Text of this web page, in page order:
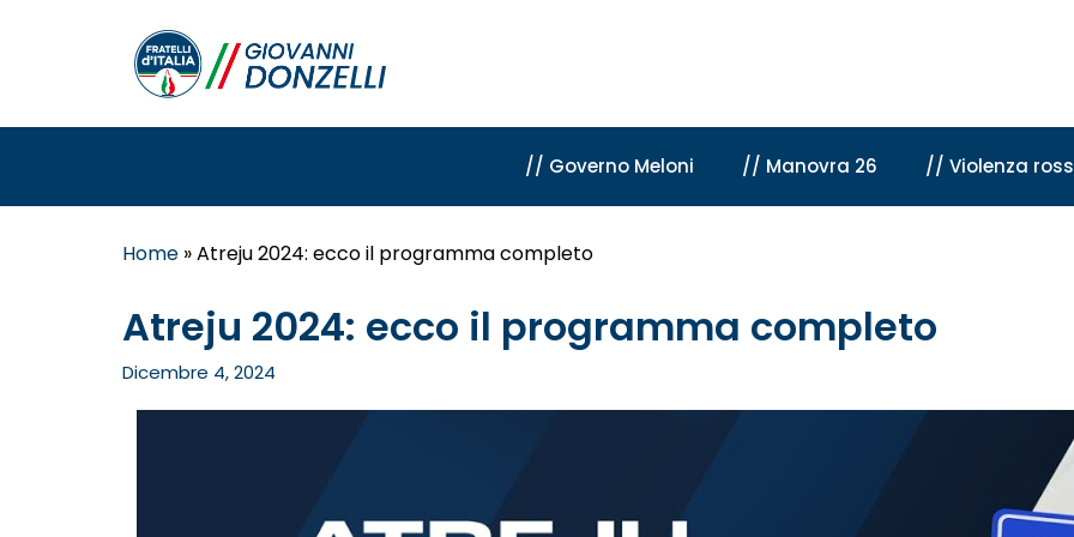
// Governo Meloni // Manovra 26 // Violenza
Home »Atreju 2024: ecco il programma completo
Atreju 2024: ecco il programma completo
Dicembre 4, 2024